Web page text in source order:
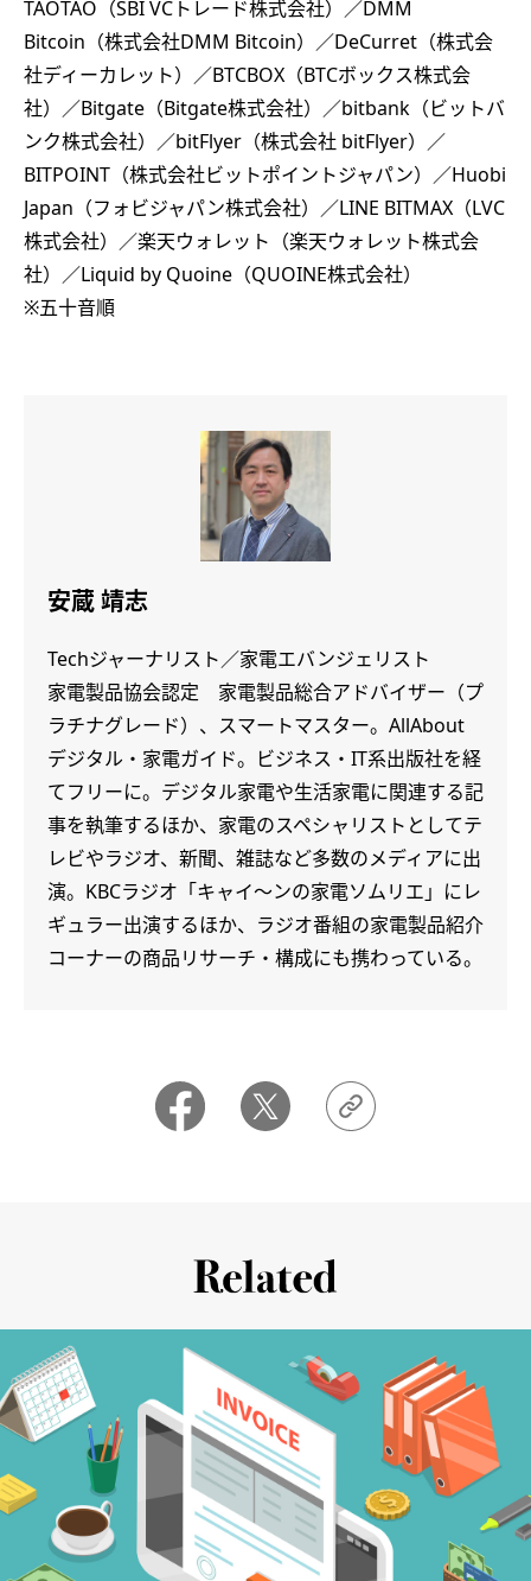
TAOTAO（SBI VCトレード株式会社）／DMM
Bitcoin（株式会社DMM Bitcoin）／DeCurret（株式会
社ディーカレット）／BTCBOX（BTCボックス株式会
社）／Bitgate（Bitgate株式会社）／bitbank（ビットバ
ンク株式会社）／bitFlyer（株式会社 bitFlyer）／
BITPOINT（株式会社ビットポイントジャパン）／Huobi
Japan（フォビジャパン株式会社）／LINE BITMAX（LVC
株式会社）／楽天ウォレット（楽天ウォレット株式会
社）／Liquid by Quoine（QUOINE株式会社）
※五十音順
安蔵 靖志
Techジャーナリスト／家電エバンジェリスト
家電製品協会認定 家電製品総合アドバイザー（プ
ラチナグレード）、スマートマスター。AllAbout
デジタル・家電ガイド。ビジネス・IT系出版社を経
てフリーに。デジタル家電や生活家電に関連する記
事を執筆するほか、家電のスペシャリストとしてテ
レビやラジオ、新聞、雑誌など多数のメディアに出
演。KBCラジオ「キャイ～ンの家電ソムリエ」にレ
ギュラー出演するほか、ラジオ番組の家電製品紹介
コーナーの商品リサーチ・構成にも携わっている。